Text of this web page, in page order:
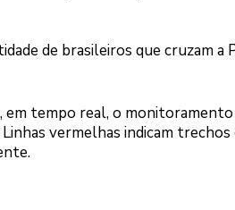
de brasileiros que cruzam a
tempo real, o
vermelhas indicam